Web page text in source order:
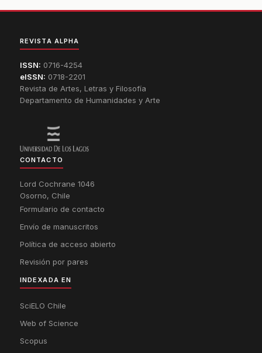
REVISTA ALPHA
ISSN: 0716-4254
eISSN: 0718-2201
Revista de Artes, Letras y Filosofía
Departamento de Humanidades y Arte
CONTACTO
Lord Cochrane 1046
Osorno, Chile
Formulario de contacto
Envío de manuscritos
Política de acceso abierto
Revisión por pares
INDEXADA EN
SciELO Chile
Web of Science
Scopus